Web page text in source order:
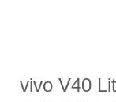
vivo V40